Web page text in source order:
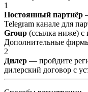
1
Постоянный партнёр
Telegram канале для
Group (ссылка ниже)
Дополнительные
2
Дилер — пройдите
дилерский договор с